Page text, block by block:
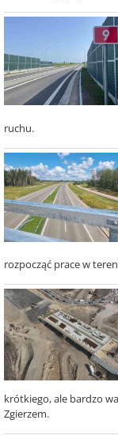
ruchu.
rozpocząć prace w
krótkiego, ale bardzo
Zgierzem.